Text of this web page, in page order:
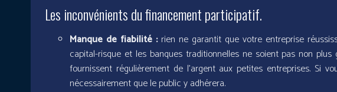
Les inconvénients du financement participatif.
Manque de fiabilité :rien ne garantit que votre entreprise
capital-risque et les banques traditionnelles ne soient pas non
fournissent régulièrement de l’argent aux petites entreprises. Si
nécessairement que le public y adhérera.